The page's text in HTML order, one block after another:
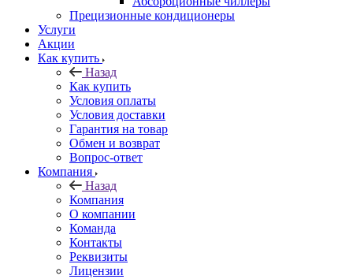
Прецизионные кондиционеры
Услуги
Акции
Как купить
Назад
Как купить
Условия оплаты
Условия доставки
Гарантия на товар
Обмен и возврат
Вопрос-ответ
Компания
Назад
Компания
О компании
Команда
Контакты
Реквизиты
Лицензии